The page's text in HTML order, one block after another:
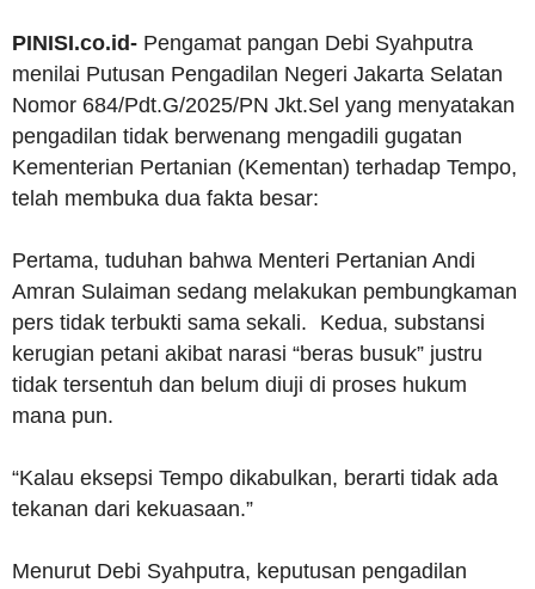
PINISI.co.id- Pengamat pangan Debi Syahputra
menilai Putusan Pengadilan Negeri Jakarta Selatan
Nomor 684/Pdt.G/2025/PN Jkt.Sel yang menyatakan
pengadilan tidak berwenang mengadili gugatan
Kementerian Pertanian (Kementan) terhadap Tempo,
telah membuka dua fakta besar:
Pertama, tuduhan bahwa Menteri Pertanian Andi
Amran Sulaiman sedang melakukan pembungkaman
pers tidak terbukti sama sekali. Kedua, substansi
kerugian petani akibat narasi “beras busuk” justru
tidak tersentuh dan belum diuji di proses hukum
mana pun.
“Kalau eksepsi Tempo dikabulkan, berarti tidak ada
tekanan dari kekuasaan.”
Menurut Debi Syahputra, keputusan pengadilan